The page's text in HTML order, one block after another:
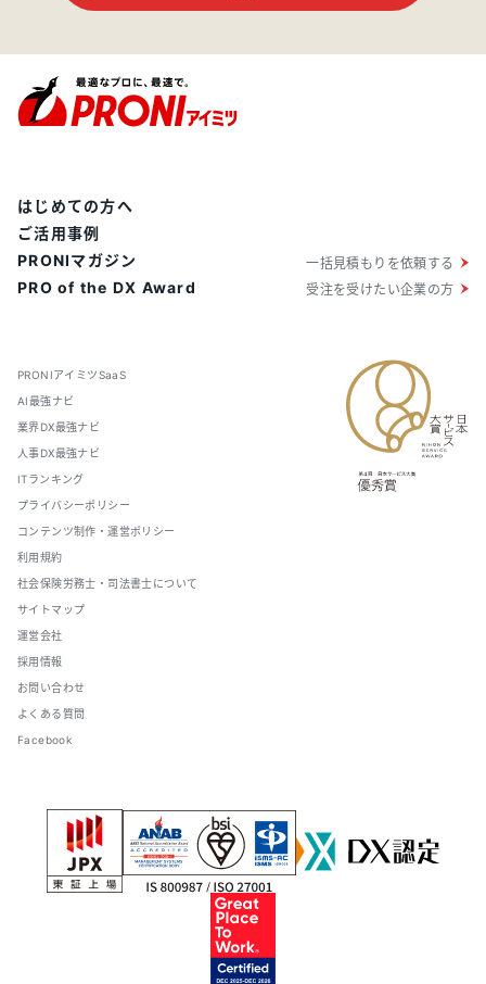
PRONIアイミツSaaS
AI最強ナビ
業界DX最強ナビ
人事DX最強ナビ
ITランキング
プライバシーポリシー
コンテンツ制作・運営ポリシー
利用規約
社会保険労務士・司法書士について
サイトマップ
運営会社
採用情報
お問い合わせ
よくある質問
Facebook
はじめての方へ
ご活用事例
PRONIマガジン
PRO of the DX Award
一括見積もりを依頼する
受注を受けたい企業の方